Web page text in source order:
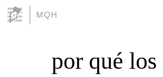
MQH
por qué los